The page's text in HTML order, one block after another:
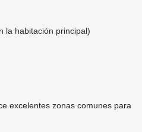
la habitación principal)
excelentes zonas comunes para